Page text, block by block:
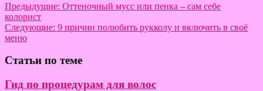
Предыдущие: Оттеночный мусс или пенка – сам себе
колорист
Следующие: 9 причин полюбить рукколу и включить в своё
меню
Статьи по теме
Гид по процедурам для волос